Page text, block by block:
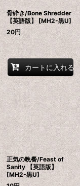
骨砕き/Bone Shredder
【英語版】 [MH2-黒U]
20円
カートに入れる
正気の晩餐/Feast of
Sanity 【英語版】
[MH2-黒U]